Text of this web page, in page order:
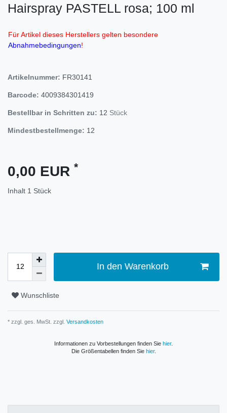
Hairspray PASTELL rosa; 100 ml
Für Artikel dieses Herstellers gelten besondere
Abnahmebedingungen!
Artikelnummer: FR30141
Barcode: 4009384301419
Bestellbar in Schritten zu: 12 Stück
Mindestbestellmenge: 12
0,00 EUR *
Inhalt 1 Stück
In den Warenkorb
Wunschliste
* zzgl. ges. MwSt. zzgl. Versandkosten
Informationen zu Vorbestellungen finden Sie hier.
Die Größentabellen finden Sie hier.